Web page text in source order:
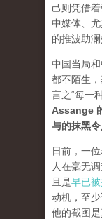
己则凭借
中媒体、
的推波助澜
中国当局
都不陌生
言之“每一
Assange
与的抹黑令
日前，一
人在毫无
且是早已
动机，至少
他的截图